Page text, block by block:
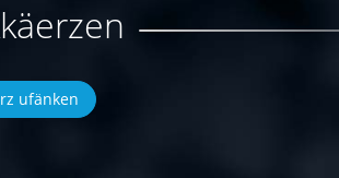
ufänken